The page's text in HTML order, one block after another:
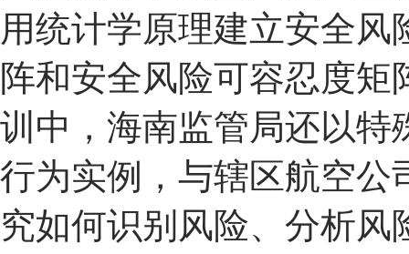
用统计学原理建立安全风
阵和安全风险可容忍度矩
训中，海南监管局还以特
行为实例，与辖区航空公
究如何识别风险、分析风